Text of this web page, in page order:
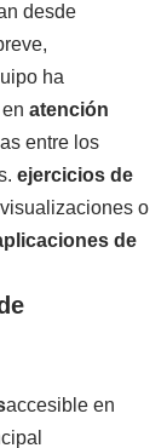
desde
ha
atención
entre los
ejercicios de
o
de
accesible en